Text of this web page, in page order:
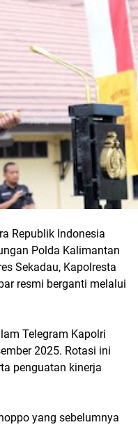
Republik Indonesia
Polda Kalimantan
Sekadau, Kapolresta
resmi berganti melalui
Telegram Kapolri
2025. Rotasi ini
penguatan kinerja
yang sebelumnya